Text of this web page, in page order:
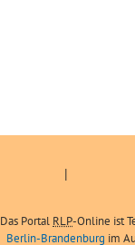
|
Das Portal RLP-Online ist
Berlin-Brandenburg im